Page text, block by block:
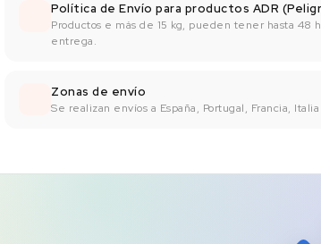
Política de Envío para productos ADR
Productos e más de 15 kg, pueden tener hasta 48
entrega.
Zonas de envío
Se realizan envíos a España, Portugal, Francia,